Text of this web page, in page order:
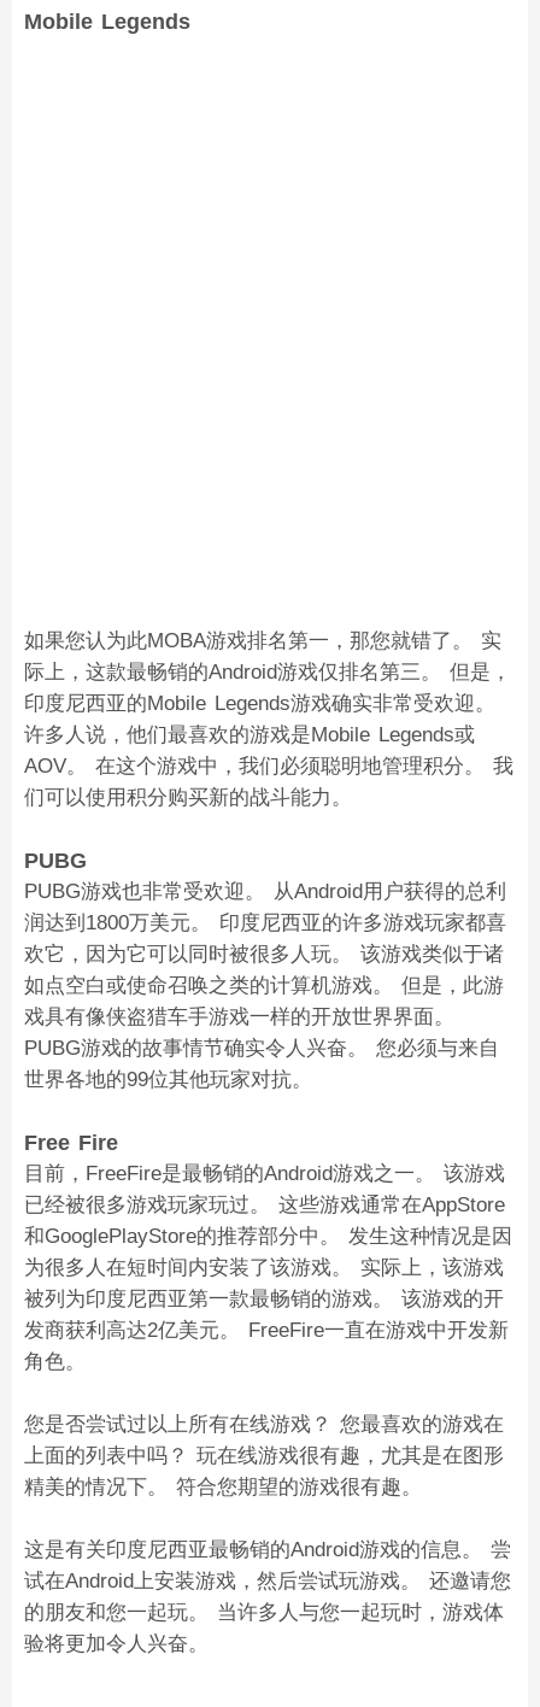
Mobile Legends
如果您认为此MOBA游戏排名第一，那您就错了。 实
际上，这款最畅销的Android游戏仅排名第三。 但是，
印度尼西亚的Mobile Legends游戏确实非常受欢迎。
许多人说，他们最喜欢的游戏是Mobile Legends或
AOV。 在这个游戏中，我们必须聪明地管理积分。 我
们可以使用积分购买新的战斗能力。
PUBG
PUBG游戏也非常受欢迎。 从Android用户获得的总利
润达到1800万美元。 印度尼西亚的许多游戏玩家都喜
欢它，因为它可以同时被很多人玩。 该游戏类似于诸
如点空白或使命召唤之类的计算机游戏。 但是，此游
戏具有像侠盗猎车手游戏一样的开放世界界面。
PUBG游戏的故事情节确实令人兴奋。 您必须与来自
世界各地的99位其他玩家对抗。
Free Fire
目前，FreeFire是最畅销的Android游戏之一。 该游戏
已经被很多游戏玩家玩过。 这些游戏通常在AppStore
和GooglePlayStore的推荐部分中。 发生这种情况是因
为很多人在短时间内安装了该游戏。 实际上，该游戏
被列为印度尼西亚第一款最畅销的游戏。 该游戏的开
发商获利高达2亿美元。 FreeFire一直在游戏中开发新
角色。
您是否尝试过以上所有在线游戏？ 您最喜欢的游戏在
上面的列表中吗？ 玩在线游戏很有趣，尤其是在图形
精美的情况下。 符合您期望的游戏很有趣。
这是有关印度尼西亚最畅销的Android游戏的信息。 尝
试在Android上安装游戏，然后尝试玩游戏。 还邀请您
的朋友和您一起玩。 当许多人与您一起玩时，游戏体
验将更加令人兴奋。